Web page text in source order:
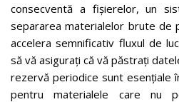
consecventă a fișierelor, un
separarea materialelor brute de
accelera semnificativ fluxul de
să vă asigurați că vă păstrați
rezervă periodice sunt esențiale
pentru materialele care nu